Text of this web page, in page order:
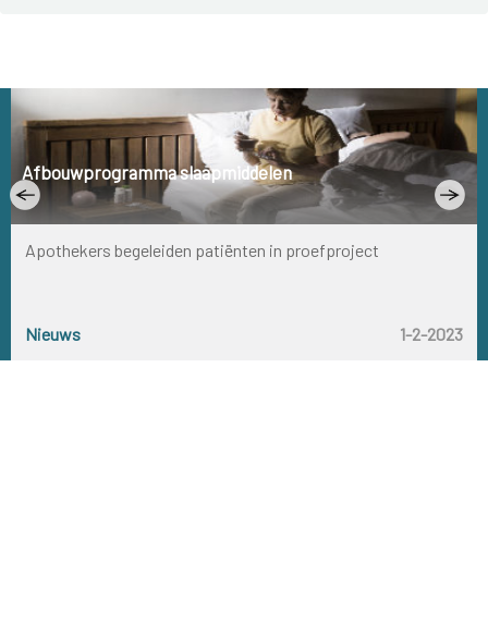
Afbouwprogramma slaapmiddelen
Apothekers begeleiden patiënten in proefproject
Nieuws 1-2-2023
Nieuws 5-9-2022